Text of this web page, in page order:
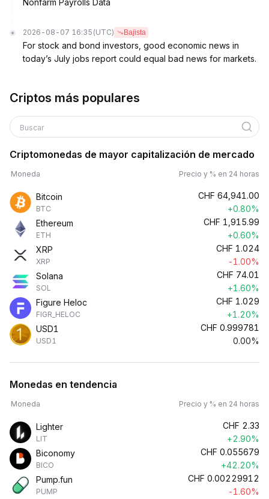
Nonfarm Payrolls Data
2026-08-07 16:35 (UTC) Bajista
For stock and bond investors, good economic news in
today’s July jobs report could equal bad news for markets.
Criptos más populares
Buscar
Criptomonedas de mayor capitalización de mercado
Moneda Precio y % en 24 horas
Bitcoin
BTC
CHF 64,941.00
+0.80%
Ethereum
ETH
CHF 1,915.99
+0.60%
XRP
XRP
CHF 1.024
-1.00%
Solana
SOL
CHF 74.01
+1.60%
Figure Heloc
FIGR_HELOC
CHF 1.029
+1.20%
USD1
USD1
CHF 0.999781
0.00%
Monedas en tendencia
Moneda Precio y % en 24 horas
Lighter
LIT
CHF 2.33
+2.90%
Biconomy
BICO
CHF 0.055679
+42.20%
Pump.fun
PUMP
CHF 0.00229912
-1.60%